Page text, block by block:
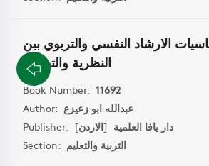
الارشاد النفسي والتربوي بين
النظرية والتطبيق
Book Number: 11692
Author: عبدالله ابو زعيزع
Publisher:
دار يافا العلمية [الاردن]
Section: التربية والتعليم